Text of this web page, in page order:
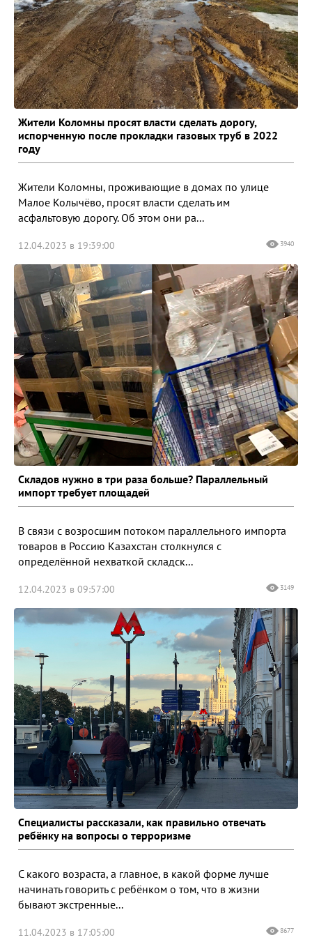
Жители Коломны просят власти сделать дорогу,
испорченную после прокладки газовых труб в 2022
году
Жители Коломны, проживающие в домах по улице
Малое Колычёво, просят власти сделать им
асфальтовую дорогу. Об этом они ра...
12.04.2023 в 19:39:00 3940
Складов нужно в три раза больше? Параллельный
импорт требует площадей
В связи с возросшим потоком параллельного импорта
товаров в Россию Казахстан столкнулся с
определённой нехваткой складск...
12.04.2023 в 09:57:00 3149
Специалисты рассказали, как правильно отвечать
ребёнку на вопросы о терроризме
С какого возраста, а главное, в какой форме лучше
начинать говорить с ребёнком о том, что в жизни
бывают экстренные...
11.04.2023 в 17:05:00 8677